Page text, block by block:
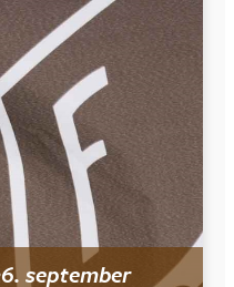
september